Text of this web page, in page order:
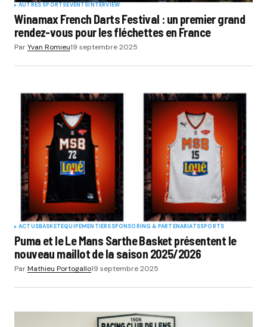
AUTRES SPORTSEVENTSINTERVIEW
Winamax French Darts Festival : un premier grand
rendez-vous pour les fléchettes en France
ParYvan Romieu19 septembre 2025
ACTUSBASKETEQUIPEMENTIERSSPONSORING & PARTENARIATSSPORTS
Puma et le Le Mans Sarthe Basket présentent le
nouveau maillot de la saison 2025/2026
ParMathieu Portogallo19 septembre 2025